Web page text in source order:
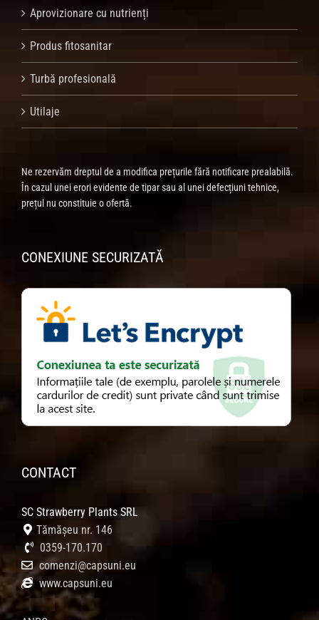
Aprovizionare cu nutrienți
Produs fitosanitar
Turbă profesională
Utilaje
Ne rezervăm dreptul de a modifica prețurile fără notificare prealabilă.
În cazul unei erori evidente de tipar sau al unei defecțiuni tehnice,
prețul nu constituie o ofertă.
CONEXIUNE SECURIZATĂ
CONTACT
SC Strawberry Plants SRL
Tămășeu nr. 146
0359-170.170
comenzi@capsuni.eu
www.capsuni.eu